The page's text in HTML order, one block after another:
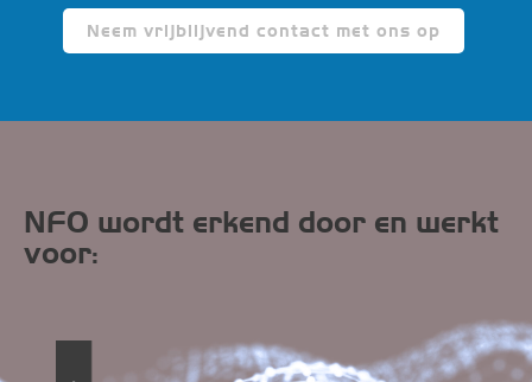
Neem vrijblijvend contact met ons op
NFO wordt erkend door en werkt
voor: